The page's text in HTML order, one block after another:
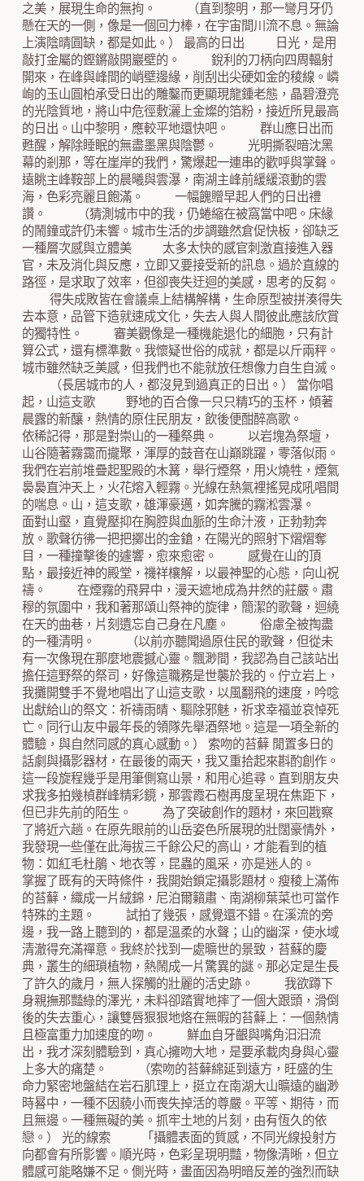
之美，展現生命的無拘。 （直到黎明，那一彎月牙仍
懸在天的一側，像是一個回力棒，在宇宙間川流不息。無論
上演陰晴圓缺，都是如此。） 最高的日出 日光，是用
敲打金屬的鏗鏘敲開巖壁的。 銳利的刀柄向四周輻射
開來，在峰與峰間的峭壁邊緣，削刮出尖硬如金的稜線。嶙
峋的玉山圓柏承受日出的雕鑿而更顯現龍鍾老態，晶碧澄亮
的光陰質地，將山中危徑敷灑上金燦的箔粉，接近所見最高
的日出。山中黎明，應較平地還快吧。 群山應日出而
甦醒，解除睡眠的無盡墨黑與陰鬱。 光明撕裂暗沈黑
幕的剎那，等在崖岸的我們，驚爆起一連串的歡呼與掌聲。
遠眺主峰鞍部上的晨曦與雲瀑，南湖主峰前緩緩滾動的雲
海，色彩亮麗且飽滿。 一幅餽贈早起人們的日出禮
讚。 （猜測城市中的我，仍蜷縮在被窩當中吧。床緣
的鬧鐘或許仍未響。城市生活的步調雖然倉促快板，卻缺乏
一種層次感與立體美 太多太快的感官刺激直接進入器
官，未及消化與反應，立即又要接受新的訊息。過於直線的
路徑，是求取了效率，但卻喪失迂迴的美感，思考的反芻。
得失成敗皆在會議桌上結構解構，生命原型被拼湊得失
去本意，品管下造就速成文化，失去人與人間彼此應該欣賞
的獨特性。 審美觀像是一種機能退化的細胞，只有計
算公式，還有標準數。我懷疑世俗的成就，都是以斤兩秤。
城市雖然缺乏美感，但我們也不能就放任想像力自生自滅。
（長居城市的人，都沒見到過真正的日出。） 當你唱
起，山這支歌 野地的百合像一只只精巧的玉杯，傾著
晨露的新釀，熱情的原住民朋友，飲後便酣醉高歌。
依稀記得，那是對崇山的一種祭典。 以岩塊為祭壇，
山谷隨著霧靄而攏聚，渾厚的鼓音在山巔跳躍，零落似雨。
我們在岩前堆疊起聖殿的木篝，舉行煙祭，用火燒牲，煙氣
裊裊直沖天上，火花熔入輕霧。光線在熱氣裡搖晃成吼唱間
的喘息。山，這支歌，雄渾豪邁，如奔騰的霧淞雲瀑。
面對山壑，直覺壓抑在胸腔與血脈的生命汁液，正勃勃奔
放。歌聲彷彿一把把擲出的金鎗，在陽光的照射下熠熠奪
目，一種撞擊後的遽響，愈來愈密。 感覺在山的頂
點，最接近神的殿堂，禨祥欀解，以最神聖的心態，向山祝
禱。 在煙霧的飛昇中，漫天遮地成為井然的莊嚴。肅
穆的氛圍中，我和著那頌山祭神的旋律，簡潔的歌聲，迴繞
在天的曲巷，片刻遺忘自己身在凡塵。 俗慮全被掏盡
的一種清明。 （以前亦聽聞過原住民的歌聲，但從未
有一次像現在那麼地震撼心靈。飄渺間，我認為自己該站出
擔任這野祭的祭司，好像這職務是世襲於我的。佇立岩上，
我攤開雙手不覺地唱出了山這支歌，以風翻飛的速度，吟唸
出獻給山的祭文：祈禱雨晴、驅除邪魅，祈求幸福並哀悼死
亡。同行山友中最年長的領隊先舉酒祭地。這是一項全新的
體驗，與自然同感的真心感動。） 索吻的苔蘚 閒置多日的
話劇與攝影器材，在最後的兩天，我又重拾起來斟酌創作。
這一段旋程幾乎是用筆側寫山景，和用心追尋。直到朋友央
求我多拍幾楨群峰精彩鏡，那雲霞石樹再度呈現在焦距下，
但已非先前的陌生。 為了突破創作的題材，來回戡察
了將近六趟。在原先眼前的山岳姿色所展現的壯闊豪情外，
我發現一些僅在此海拔三千餘公尺的高山，才能看到的植
物：如紅毛杜鵑、地衣等，昆蟲的風采，亦是迷人的。
掌握了既有的天時條件，我開始鎖定攝影題材。瘦稜上滿佈
的苔蘚，織成一片絨錦，尼泊爾籟肅、南湖柳葉菜也可當作
特殊的主題。 試拍了幾張，感覺還不錯。在溪流的旁
邊，我一路上聽到的，都是溫柔的水聲；山的幽深，使水域
清澈得充滿禪意。我終於找到一處曠世的景致，苔蘇的慶
典，叢生的細瑣植物，熱鬧成一片驚異的謎。那必定是生長
了許久的歲月，無人探觸的壯麗的活史跡。 我欲蹲下
身親撫那豔綠的澤光，未料卻踏實地摔了一個大跟頭，滑倒
後的失去重心，讓雙唇狠狠地烙在無暇的苔蘚上：一個熱情
且極富重力加速度的吻。 鮮血自牙齦與嘴角汩汩流
出，我才深刻體驗到，真心擁吻大地，是要承載肉身與心靈
上多大的痛楚。 （索吻的苔蘚綿延到遠方，旺盛的生
命力緊密地盤結在岩石肌理上，挺立在南湖大山曠遠的幽渺
時晷中，一種不因藐小而喪失掉活的尊嚴。平等、期待，而
且無邊。一種無礙的美。抓牢土地的片刻，由有恆久的依
戀。） 光的線索 「攝體表面的質感，不同光線投射方
向都會有所影響。順光時，色彩呈現明豔，物像清晰，但立
體感可能略嫌不足。側光時，畫面因為明暗反差的強烈而缺